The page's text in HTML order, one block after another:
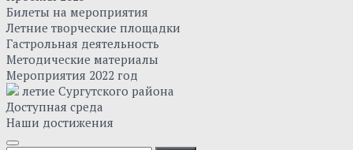
Билеты на мероприятия
Летние творческие площадки
Гастрольная деятельность
Методические материалы
Мероприятия 2022 год
летие Сургутского района
Доступная среда
Наши достижения